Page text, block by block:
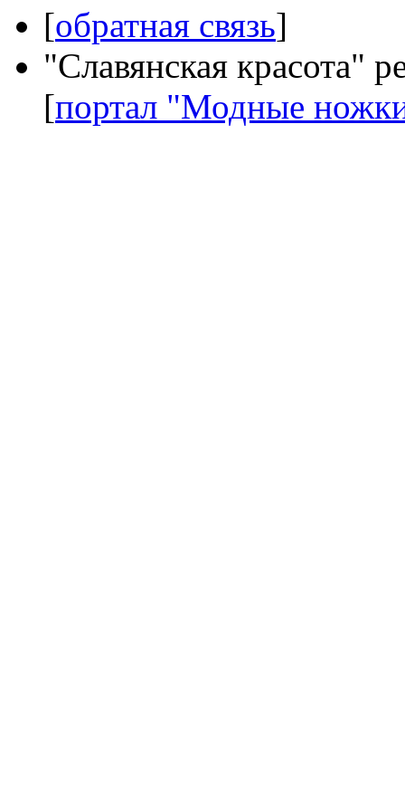
[обратная связь]
"Славянская красота"
[портал "Модные